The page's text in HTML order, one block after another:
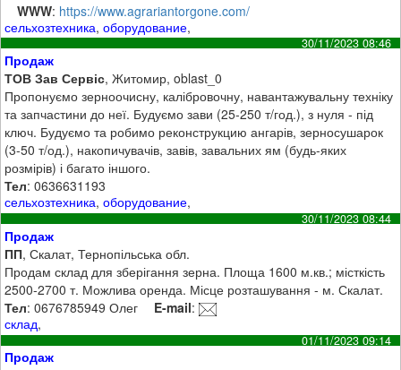
WWW: https://www.agrariantorgone.com/
сельхозтехника,оборудование,
30/11/2023 08:46
Продаж
ТОВ Зав Сервіс, Житомир, oblast_0
Пропонуємо зерноочисну, калібровочну, навантажувальну техніку
та запчастини до неї. Будуємо зави (25-250 т/год.), з нуля - під
ключ. Будуємо та робимо реконструкцию ангарів, зерносушарок
(3-50 т/од.), накопичувачів, завів, завальних ям (будь-яких
розмірів) і багато іншого.
Тел: 0636631193
сельхозтехника,оборудование,
30/11/2023 08:44
Продаж
ПП, Скалат, Тернопільська обл.
Продам склад для зберігання зерна. Площа 1600 м.кв.; місткість
2500-2700 т. Можлива оренда. Місце розташування - м. Скалат.
Тел: 0676785949 Олег E-mail:
склад,
01/11/2023 09:14
Продаж